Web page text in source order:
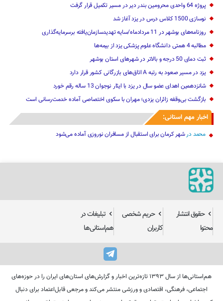
پروژه 64 واحدی محرومین بندر دیر در مسیر تکمیل قرار گرفت
نوسازی 1500 کلاس درس در یزد آغاز شد
روزنامه‌های بوشهر در 11 مردادماه/سایه تهدیدسازمان‌یافته برسرمایه‌گذاری
مطالبه 4 همتی دانشگاه علوم پزشکی یزد از بیمه‌ها
ثبت دمای 50 درجه و بالاتر در شهرهای استان بوشهر
یزد در مسیر صعود به رتبه A اتاق‌های بازرگانی کشور قرار دارد
شانزدهمین اهدای عضو سال در یزد با ایثار نوجوان 13 ساله رقم خورد
بازگشت بی‌وقفه زائران یزدی؛ مهران با سکوی اختصاصی آماده خدمت‌رسانی است
اخبار مهم استانی:
محمد درشهر کرمان برای استقبال از مسافران نوروزی آماده می‌شود
حقوق انتشار
محتوا
حریم شخصی
کاربران
تبلیغات در
هم‌استانی‌ها
هم‌استانی‌ها از سال ۱۳۹۳ تازه‌ترین اخبار و گزارش‌های استان‌های ایران را در حوزه‌های
اجتماعی، فرهنگی، اقتصادی و ورزشی منتشر می‌کند و مرجعی قابل‌اعتماد برای دنبال